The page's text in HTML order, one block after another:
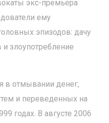
экс-премьера
ему
эпизодов: дачу
и злоупотребление
в отмывании денег,
и переведенных на
годах. В августе 2006